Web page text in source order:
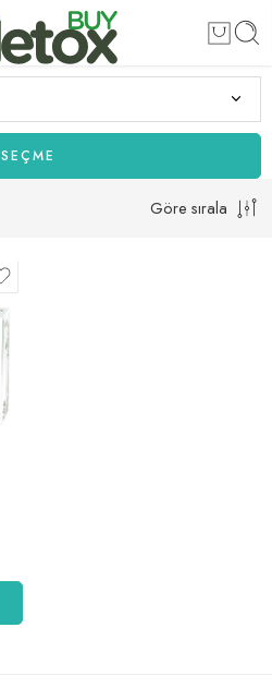
SEÇME
Göre sırala